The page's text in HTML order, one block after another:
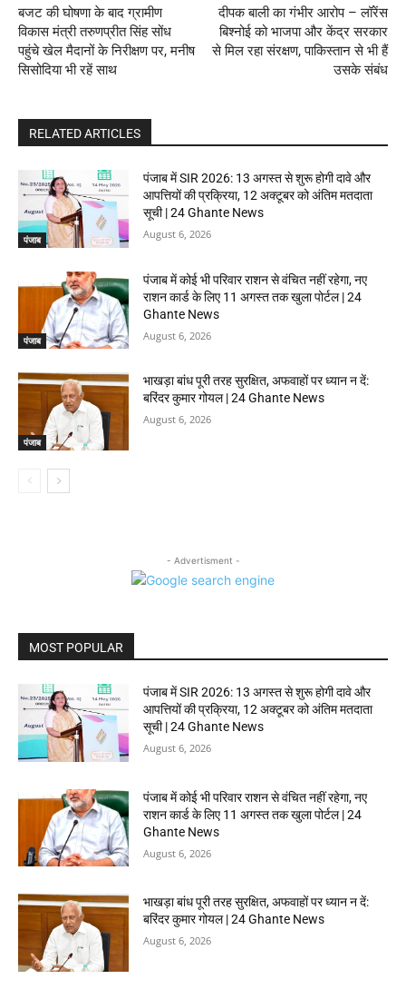
बजट की घोषणा के बाद ग्रामीण
विकास मंत्री तरुणप्रीत सिंह सोंध
पहुंचे खेल मैदानों के निरीक्षण पर, मनीष
सिसोदिया भी रहें साथ
दीपक बाली का गंभीर आरोप – लॉरेंस
बिश्नोई को भाजपा और केंद्र सरकार
से मिल रहा संरक्षण, पाकिस्तान से भी हैं
उसके संबंध
RELATED ARTICLES
पंजाब
पंजाब में SIR 2026: 13 अगस्त से शुरू होगी दावे और
आपत्तियों की प्रक्रिया, 12 अक्टूबर को अंतिम मतदाता
सूची | 24 Ghante News
August 6, 2026
पंजाब
पंजाब में कोई भी परिवार राशन से वंचित नहीं रहेगा, नए
राशन कार्ड के लिए 11 अगस्त तक खुला पोर्टल | 24
Ghante News
August 6, 2026
पंजाब
भाखड़ा बांध पूरी तरह सुरक्षित, अफवाहों पर ध्यान न दें:
बरिंदर कुमार गोयल | 24 Ghante News
August 6, 2026
- Advertisment -
MOST POPULAR
पंजाब में SIR 2026: 13 अगस्त से शुरू होगी दावे और
आपत्तियों की प्रक्रिया, 12 अक्टूबर को अंतिम मतदाता
सूची | 24 Ghante News
August 6, 2026
पंजाब में कोई भी परिवार राशन से वंचित नहीं रहेगा, नए
राशन कार्ड के लिए 11 अगस्त तक खुला पोर्टल | 24
Ghante News
August 6, 2026
भाखड़ा बांध पूरी तरह सुरक्षित, अफवाहों पर ध्यान न दें:
बरिंदर कुमार गोयल | 24 Ghante News
August 6, 2026